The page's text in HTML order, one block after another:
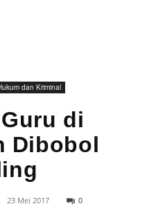
dan Kriminal
di
Dibobol
23 Mei 2017 0